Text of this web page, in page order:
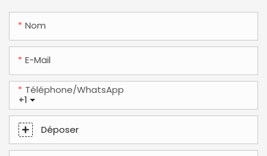
Nom
E-Mail
+1
Téléphone/WhatsApp
Déposer